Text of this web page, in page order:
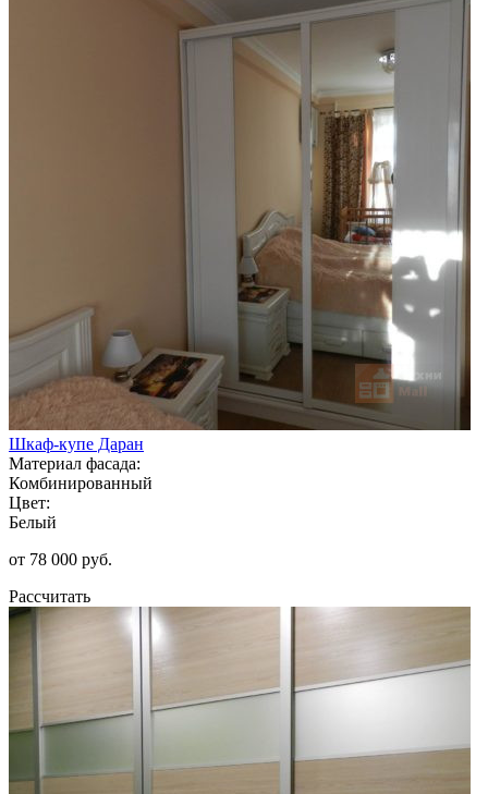
Шкаф-купе Даран
Материал фасада:
Комбинированный
Цвет:
Белый
от 78 000 руб.
Рассчитать